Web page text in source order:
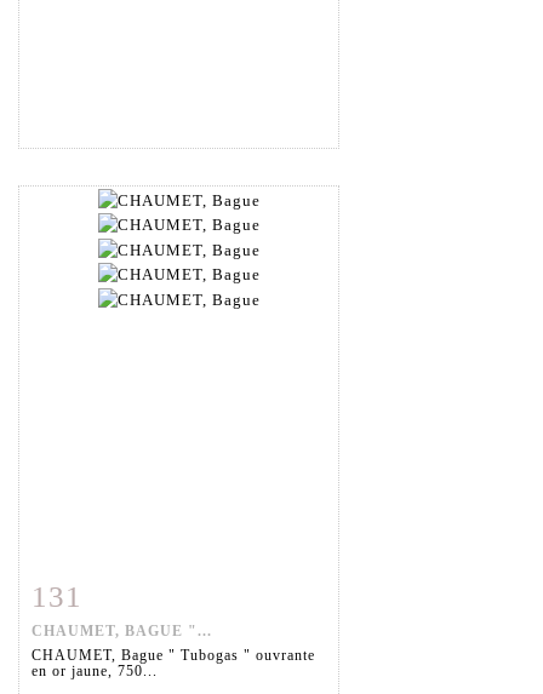
Fiche détaillée
131
CHAUMET, BAGUE "...
CHAUMET, Bague " Tubogas " ouvrante
en or jaune, 750...